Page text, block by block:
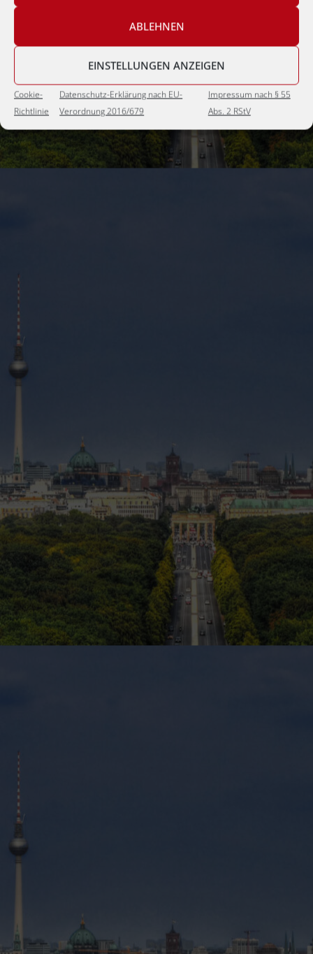
ABLEHNEN
EINSTELLUNGEN ANZEIGEN
Cookie-
Richtlinie
Datenschutz-Erklärung nach EU-
Verordnung 2016/679
Impressum nach § 55
Abs. 2 RStV